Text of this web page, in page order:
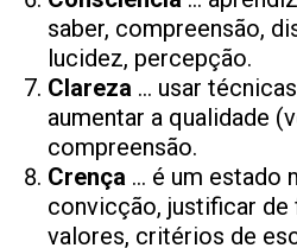
saber, compreensão,
lucidez, percepção.
Clareza … usar
aumentar a qualidade
compreensão.
Crença … é um estado
convicção, justificar de
valores, critérios de